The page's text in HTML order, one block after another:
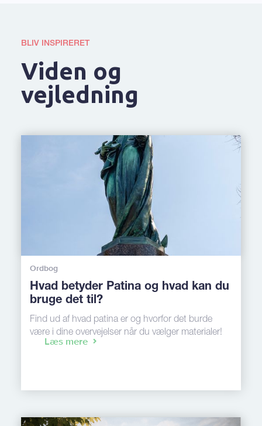
BLIV INSPIRERET
Viden og
vejledning
Ordbog
Hvad betyder Patina og hvad kan du
bruge det til?
Find ud af hvad patina er og hvorfor det burde
være i dine overvejelser når du vælger materialer!
Læs mere